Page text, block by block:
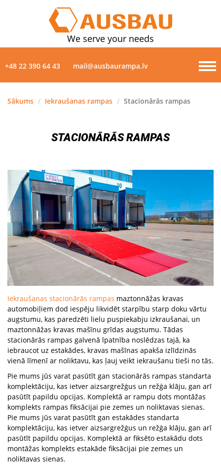
We serve your needs
+48 22 390 64 43 mail@ausbaurampa.lv
PAR MUMS
GALERIJA
KONTAKTI
Sākums / Iekraušanas rampas / Stacionārās rampas
STACIONĀRĀS RAMPAS
Iekraušanas stacionārās rampas maztonnāžas kravas
automobiļiem dod iespēju likvidēt starpību starp doku vārtu
augstumu, kas paredzēti lielu puspiekabju izkraušanai, un
maztonnāžas kravas mašīnu grīdas augstumu. Tādas
stacionārās rampas galvenā īpatnība noslēdzas tajā, ka
iebraucot uz estakādes, kravas mašīnas apakša izlīdzinās
vienā līmenī ar noliktavu, kas ļauj veikt iekraušanu tieši no tās.
Pie mums jūs varat pasūtīt gan stacionārās rampas standarta
komplektāciju, kas ietver aizsargrežģus un režģa klāju, gan arī
pasūtīt papildu opcijas. Komplektā ar rampu dots montāžas
komplekts rampas fiksācijai pie zemes un noliktavas sienas.
Pie mums jūs varat pasūtīt gan estakādes standarta
komplektāciju, kas ietver aizsargrežģus un režģa klāju, gan arī
pasūtīt papildu opcijas. Komplektā ar fiksēto estakādu dots
montāžas komplekts estakāde fiksācijai pie zemes un
noliktavas sienas.